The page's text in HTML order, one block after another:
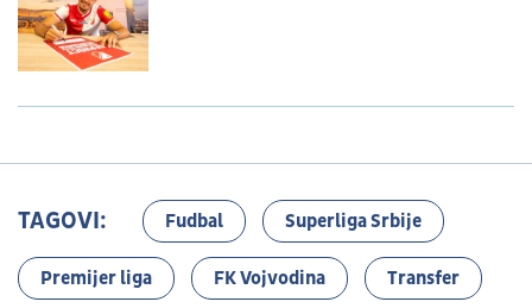
TAGOVI: Fudbal Superliga Srbije
Premijer liga FK Vojvodina Transfer